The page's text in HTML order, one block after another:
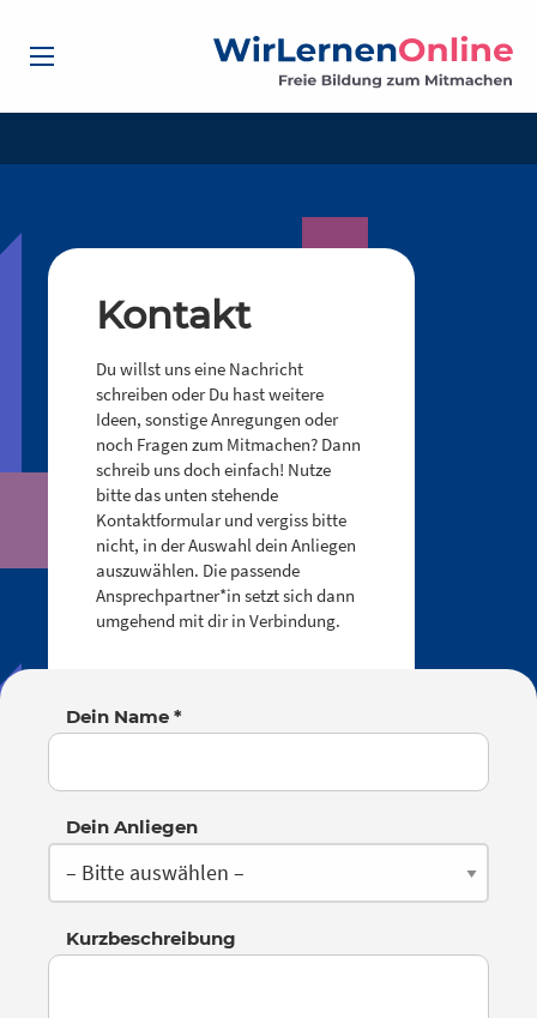
Kontakt
Du willst uns eine Nachricht
schreiben oder Du hast weitere
Ideen, sonstige Anregungen oder
noch Fragen zum Mitmachen? Dann
schreib uns doch einfach! Nutze
bitte das unten stehende
Kontaktformular und vergiss bitte
nicht, in der Auswahl dein Anliegen
auszuwählen. Die passende
Ansprechpartner*in setzt sich dann
umgehend mit dir in Verbindung.
Dein Name *
Dein Anliegen
Kurzbeschreibung